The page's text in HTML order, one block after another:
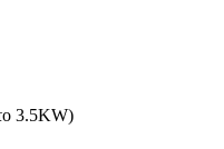
3.5KW)